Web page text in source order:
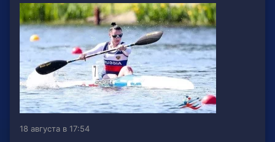
18 августа в 17:54